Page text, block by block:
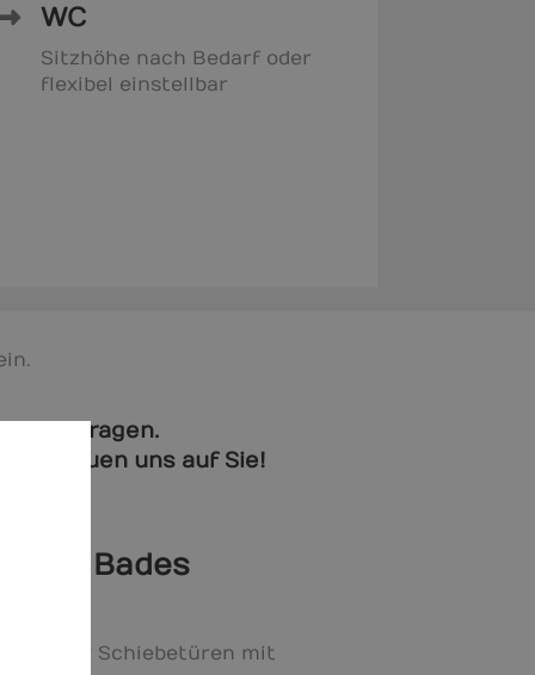
WC
Sitzhöhe nach Bedarf oder
flexibel einstellbar
beantragen.
freuen uns auf Sie!
Bades
oder Schiebetüren mit